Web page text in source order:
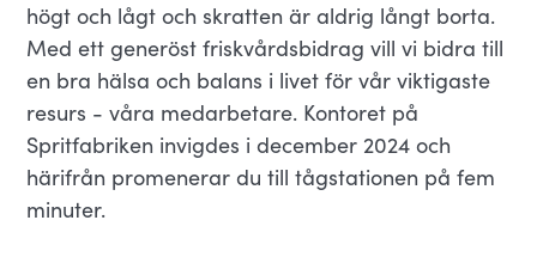
högt och lågt och skratten är aldrig långt borta.
Med ett generöst friskvårdsbidrag vill vi bidra till
en bra hälsa och balans i livet för vår viktigaste
resurs - våra medarbetare. Kontoret på
Spritfabriken invigdes i december 2024 och
härifrån promenerar du till tågstationen på fem
minuter.